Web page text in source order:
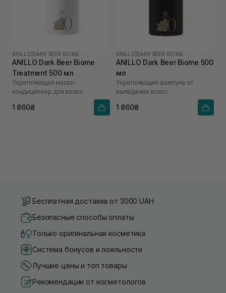
ANILLO DARK BEER BIOME
ANILLO Dark Beer Biome
Treatment 500 мл
Укрепляющая маска-
кондиционер для волос
1 860₴
ANILLO DARK BEER BIOME
ANILLO Dark Beer Biome 500
мл
Укрепляющий шампунь от
выпадения волос
1 860₴
Бесплатная доставка от 3000 UAH
Безопасные способы оплаты
Только оригинальная косметика
Система бонусов и лояльности
Лучшие цены и топ товары
Рекомендации от косметологов